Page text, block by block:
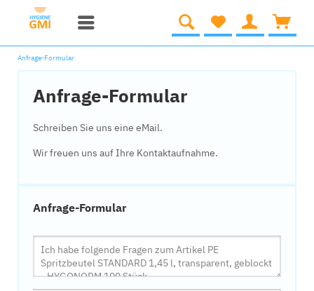
Anfrage-Formular
Anfrage-Formular
Schreiben Sie uns eine eMail.
Wir freuen uns auf Ihre Kontaktaufnahme.
Anfrage-Formular